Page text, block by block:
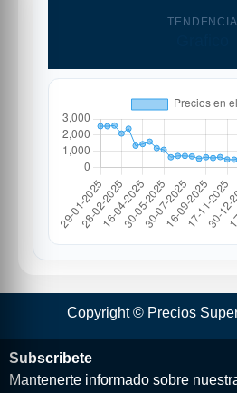
TENDENCIA
Copyright © Precios
Subscribete
Mantenerte informado sobre